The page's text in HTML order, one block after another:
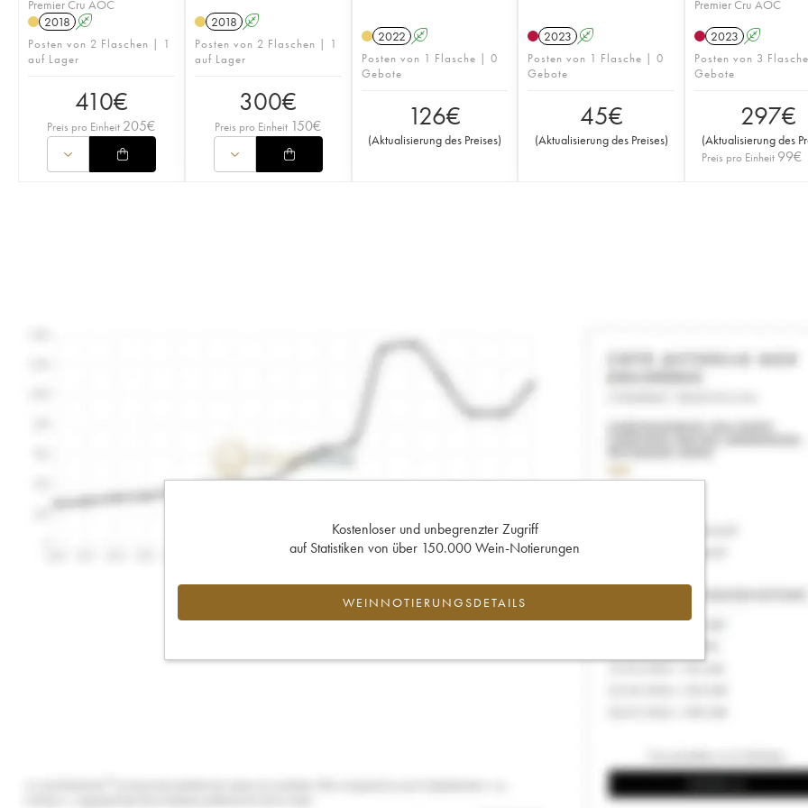
Premier Cru AOC
2018 A
Posten von 2 Flaschen | 1
auf Lager
410€
Preis pro Einheit 205€
2018 A
Posten von 2 Flaschen | 1
auf Lager
300€
Preis pro Einheit 150€
2022 A
Posten von 1 Flasche | 0
Gebote
126€
(Aktualisierung des Preises)
2023 A
Posten von 1 Flasche | 0
Gebote
45€
(Aktualisierung des Preises)
Premier Cru AOC
2023 A
Posten von 3
Gebote
297€
(Aktualisierung des
Preis pro Einheit 99€
Kostenloser und unbegrenzter Zugriff
auf Statistiken von über 150.000 Wein-Notierungen
WEINNOTIERUNGSDETAILS